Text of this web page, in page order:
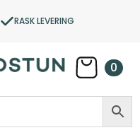
RASK LEVERING
0